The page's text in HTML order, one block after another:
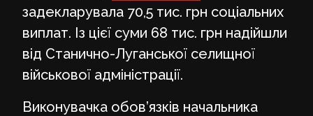
задекларувала 70,5 тис. грн соціальних
виплат. Із цієї суми 68 тис. грн надійшли
від Станично-Луганської селищної
військової адміністрації.
Виконувачка обов’язків начальника